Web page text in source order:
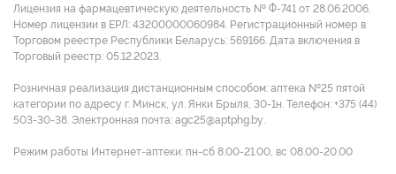
Лицензия на фармацевтическую деятельность № Ф-741 от 28.06.2006.
Номер лицензии в ЕРЛ: 43200000060984. Регистрационный номер в
Торговом реестре Республики Беларусь: 569166. Дата включения в
Торговый реестр: 05.12.2023.
Розничная реализация дистанционным способом: аптека №25 пятой
категории по адресу г. Минск, ул. Янки Брыля, 30-1н. Телефон: +375 (44)
503-30-38. Электронная почта: agc25@aptphg.by.
Режим работы Интернет-аптеки: пн-сб 8.00-21.00, вс 08.00-20.00